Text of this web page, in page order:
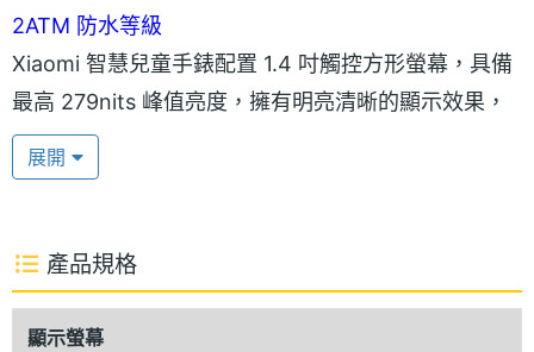
2ATM 防水等級
Xiaomi 智慧兒童手錶配置 1.4 吋觸控方形螢幕，具備
最高 279nits 峰值亮度，擁有明亮清晰的顯示效果，
螢幕表面使用 AF 防指紋塗層，可防止日常使用帶來
的髒污，錶岱使用親膚材質的矽膠錶帶，孩子佩戴更
無須擔心因受潮而損壞。
最長 5.5 天續航力
展開
產品規格
顯示螢幕